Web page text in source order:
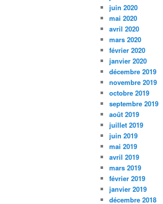
juin 2020
mai 2020
avril 2020
mars 2020
février 2020
janvier 2020
décembre 2019
novembre 2019
octobre 2019
septembre 2019
août 2019
juillet 2019
juin 2019
mai 2019
avril 2019
mars 2019
février 2019
janvier 2019
décembre 2018